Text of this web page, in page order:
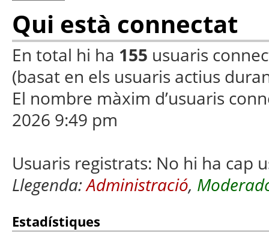
Qui està connectat
En total hi ha 155 usuaris
(basat en els usuaris actius
El nombre màxim d’usuaris
2026 9:49 pm
Usuaris registrats: No hi ha cap
Llegenda:Administració,
Estadístiques